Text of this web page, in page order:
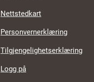
Nettstedkart
Personvernerklæring
Tilgjengelighetserklæring
Logg på